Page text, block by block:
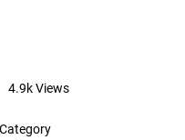
4.9kViews
Category